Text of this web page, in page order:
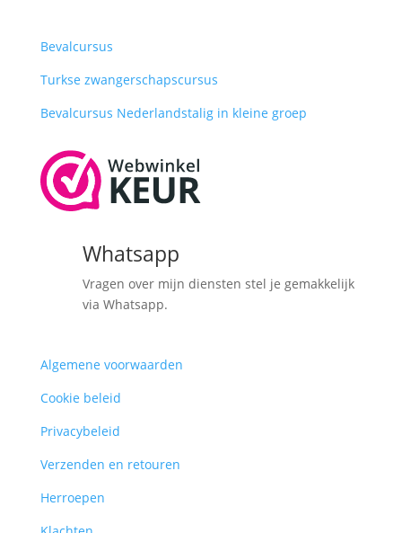
Bevalcursus
Turkse zwangerschapscursus
Bevalcursus Nederlandstalig in kleine groep
Whatsapp
Vragen over mijn diensten stel je gemakkelijk
via Whatsapp.
Algemene voorwaarden
Cookie beleid
Privacybeleid
Verzenden en retouren
Herroepen